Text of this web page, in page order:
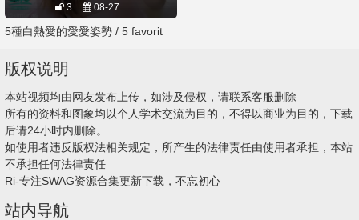
3 08-27
版权说明
本站视频均由网友发布上传，如涉及侵权，请联系客服删除
所有的资料和图象均以个人学术交流为目的，不得以商业为目的，下载
后请24小时内删除。
如使用者违反版权法相关规定，所产生的法律责任由使用者承担，本站
不承担任何法律责任
Ri-专注SWAG资源合集更新下载，不忘初心
站内导航